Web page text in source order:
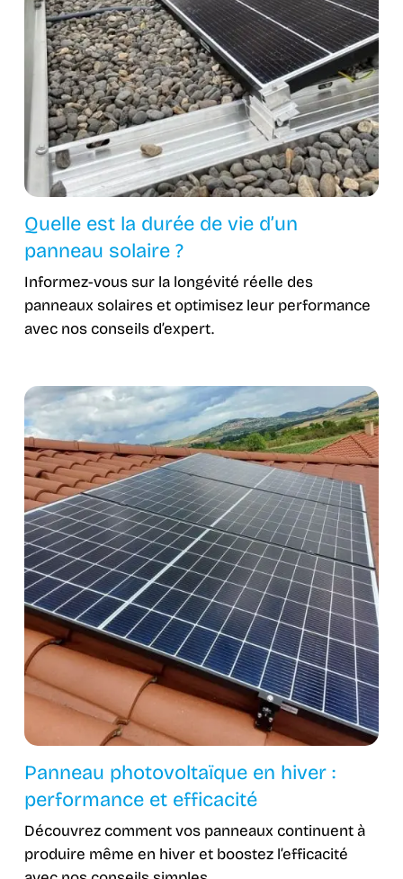
Quelle est la durée de vie d’un
panneau solaire ?
Informez-vous sur la longévité réelle des
panneaux solaires et optimisez leur performance
avec nos conseils d’expert.
Panneau photovoltaïque en hiver :
performance et efficacité
Découvrez comment vos panneaux continuent à
produire même en hiver et boostez l’efficacité